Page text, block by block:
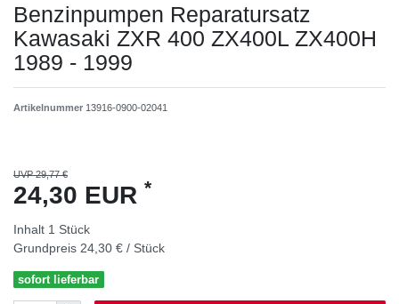
Benzinpumpen Reparatursatz
Kawasaki ZXR 400 ZX400L ZX400H
1989 - 1999
Artikelnummer 13916-0900-02041
UVP 29,77 €
24,30 EUR *
Inhalt 1 Stück
Grundpreis 24,30 € / Stück
sofort lieferbar